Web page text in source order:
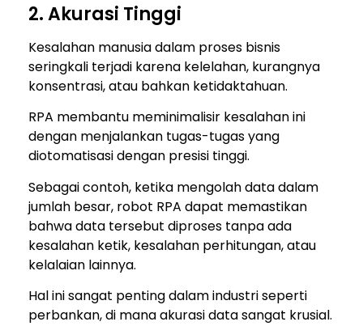
2. Akurasi Tinggi
Kesalahan manusia dalam proses bisnis
seringkali terjadi karena kelelahan, kurangnya
konsentrasi, atau bahkan ketidaktahuan.
RPA membantu meminimalisir kesalahan ini
dengan menjalankan tugas-tugas yang
diotomatisasi dengan presisi tinggi.
Sebagai contoh, ketika mengolah data dalam
jumlah besar, robot RPA dapat memastikan
bahwa data tersebut diproses tanpa ada
kesalahan ketik, kesalahan perhitungan, atau
kelalaian lainnya.
Hal ini sangat penting dalam industri seperti
perbankan, di mana akurasi data sangat krusial.